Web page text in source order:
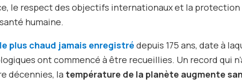
le respect des objectifs internationaux et la protection
humaine.
le plus chaud jamais enregistré depuis 175 ans, date à
ont commencé à être recueillies. Un record qui
décennies, la température de la planète augmente